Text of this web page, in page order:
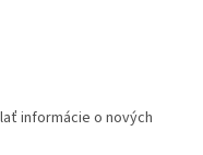
informácie o nových